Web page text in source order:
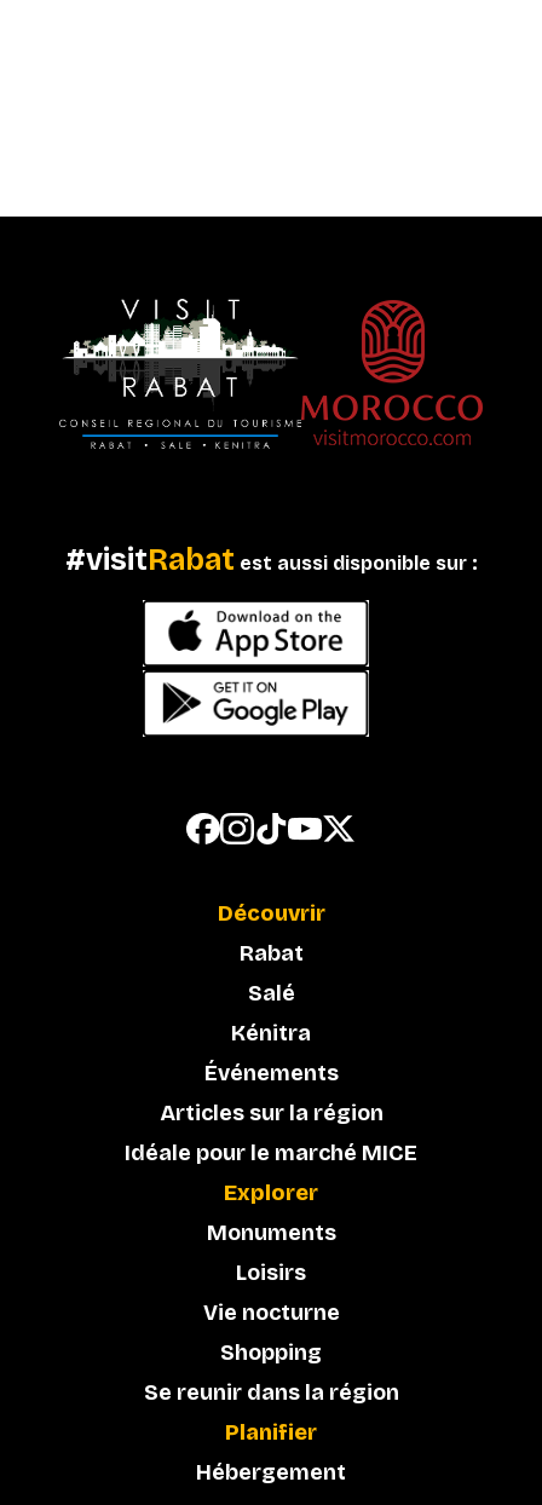
#visitRabat est aussi disponible sur :
Découvrir
Rabat
Salé
Kénitra
Événements
Articles sur la région
Idéale pour le marché MICE
Explorer
Monuments
Loisirs
Vie nocturne
Shopping
Se reunir dans la région
Planifier
Hébergement